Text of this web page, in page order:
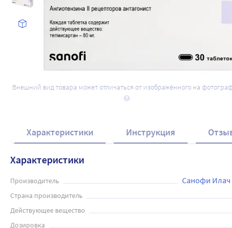
Внешний вид товара может отличаться от изображённого на
Характеристики Инструкция
Характеристики
Производитель Санофи Илач
Страна производитель
Действующее вещество
Дозировка